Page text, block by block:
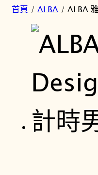
首頁 / ALBA / ALBA